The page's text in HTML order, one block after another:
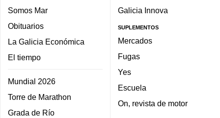
Somos Mar
Obituarios
La Galicia Económica
El tiempo
Mundial 2026
Torre de Marathon
Grada de Río
Galicia Innova
SUPLEMENTOS
Mercados
Fugas
Yes
Escuela
On, revista de motor